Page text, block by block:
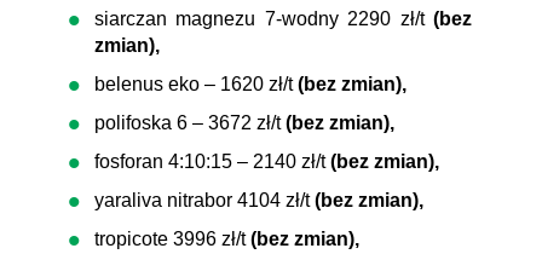
siarczan magnezu 7-wodny 2290 zł/t (bez
zmian),
belenus eko – 1620 zł/t(bez zmian),
polifoska 6 – 3672 zł/t(bez zmian),
fosforan 4:10:15 – 2140 zł/t(bez zmian),
yaraliva nitrabor 4104 zł/t(bez zmian),
tropicote 3996 zł/t(bez zmian),